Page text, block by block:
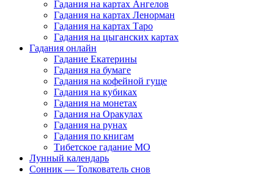
Гадания на картах Ангелов
Гадания на картах Ленорман
Гадания на картах Таро
Гадания на цыганских картах
Гадания онлайн
Гадание Екатерины
Гадания на бумаге
Гадания на кофейной гуще
Гадания на кубиках
Гадания на монетах
Гадания на Оракулах
Гадания на рунах
Гадания по книгам
Тибетское гадание МО
Лунный календарь
Сонник — Толкователь снов